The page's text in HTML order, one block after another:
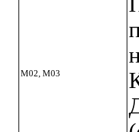
М02, М03